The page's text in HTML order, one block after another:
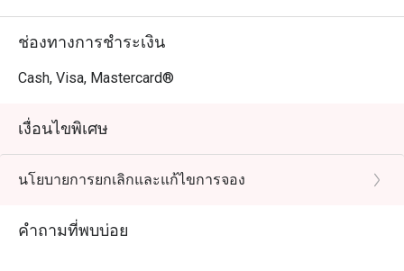
ช่องทางการชำระเงิน
Cash, Visa, Mastercard®
เงื่อนไขพิเศษ
นโยบายการยกเลิกและแก้ไขการจอง
คำถามที่พบบ่อย